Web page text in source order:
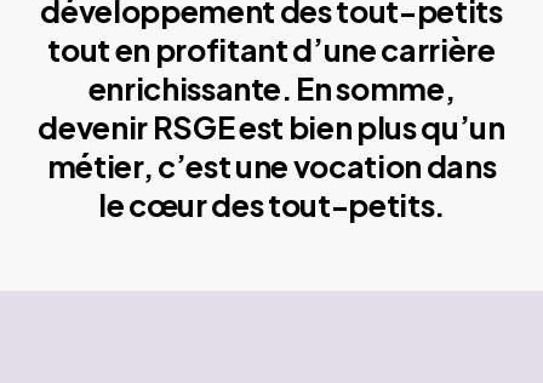
développement des tout-petits
tout en profitant d’une carrière
enrichissante. En somme,
devenir RSGE est bien plus qu’un
métier, c’est une vocation dans
le cœur des tout-petits.